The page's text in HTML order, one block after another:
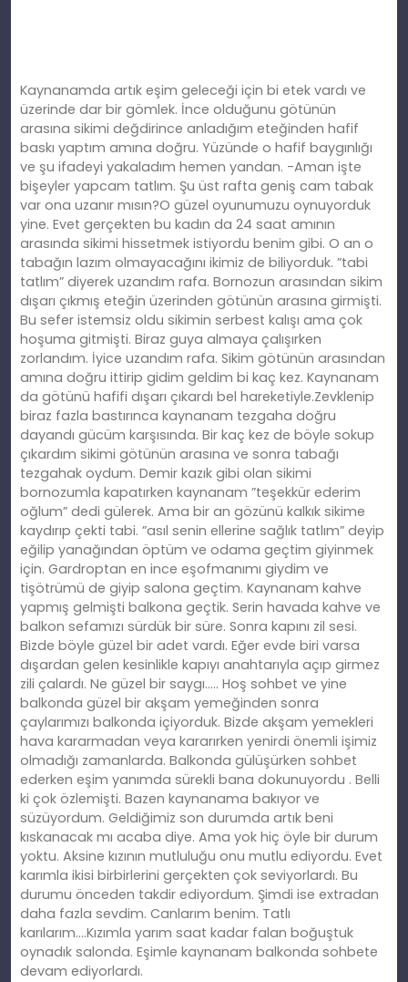
Kaynanamda artık eşim geleceği için bi etek vardı ve
üzerinde dar bir gömlek. İnce olduğunu götünün
arasına sikimi değdirince anladığım eteğinden hafif
baskı yaptım amına doğru. Yüzünde o hafif baygınlığı
ve şu ifadeyi yakaladım hemen yandan. -Aman işte
bişeyler yapcam tatlım. Şu üst rafta geniş cam tabak
var ona uzanır mısın?O güzel oyunumuzu oynuyorduk
yine. Evet gerçekten bu kadın da 24 saat amının
arasında sikimi hissetmek istiyordu benim gibi. O an o
tabağın lazım olmayacağını ikimiz de biliyorduk. ”tabi
tatlım” diyerek uzandım rafa. Bornozun arasından sikim
dışarı çıkmış eteğin üzerinden götünün arasına girmişti.
Bu sefer istemsiz oldu sikimin serbest kalışı ama çok
hoşuma gitmişti. Biraz guya almaya çalışırken
zorlandım. İyice uzandım rafa. Sikim götünün arasından
amına doğru ittirip gidim geldim bi kaç kez. Kaynanam
da götünü hafifi dışarı çıkardı bel hareketiyle.Zevklenip
biraz fazla bastırınca kaynanam tezgaha doğru
dayandı gücüm karşısında. Bir kaç kez de böyle sokup
çıkardım sikimi götünün arasına ve sonra tabağı
tezgahak oydum. Demir kazık gibi olan sikimi
bornozumla kapatırken kaynanam ”teşekkür ederim
oğlum” dedi gülerek. Ama bir an gözünü kalkık sikime
kaydırıp çekti tabi. ”asıl senin ellerine sağlık tatlım” deyip
eğilip yanağından öptüm ve odama geçtim giyinmek
için. Gardroptan en ince eşofmanımı giydim ve
tişötrümü de giyip salona geçtim. Kaynanam kahve
yapmış gelmişti balkona geçtik. Serin havada kahve ve
balkon sefamızı sürdük bir süre. Sonra kapını zil sesi.
Bizde böyle güzel bir adet vardı. Eğer evde biri varsa
dışardan gelen kesinlikle kapıyı anahtarıyla açıp girmez
zili çalardı. Ne güzel bir saygı….. Hoş sohbet ve yine
balkonda güzel bir akşam yemeğinden sonra
çaylarımızı balkonda içiyorduk. Bizde akşam yemekleri
hava kararmadan veya kararırken yenirdi önemli işimiz
olmadığı zamanlarda. Balkonda gülüşürken sohbet
ederken eşim yanımda sürekli bana dokunuyordu . Belli
ki çok özlemişti. Bazen kaynanama bakıyor ve
süzüyordum. Geldiğimiz son durumda artık beni
kıskanacak mı acaba diye. Ama yok hiç öyle bir durum
yoktu. Aksine kızının mutluluğu onu mutlu ediyordu. Evet
karımla ikisi birbirlerini gerçekten çok seviyorlardı. Bu
durumu önceden takdir ediyordum. Şimdi ise extradan
daha fazla sevdim. Canlarım benim. Tatlı
karılarım….Kızımla yarım saat kadar falan boğuştuk
oynadık salonda. Eşimle kaynanam balkonda sohbete
devam ediyorlardı.